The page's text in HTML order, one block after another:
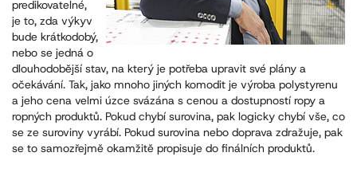
predikovatelné,
je to, zda výkyv
bude krátkodobý,
nebo se jedná o
dlouhodobější stav, na který je potřeba upravit své plány a
očekávání. Tak, jako mnoho jiných komodit je výroba polystyrenu
a jeho cena velmi úzce svázána s cenou a dostupností ropy a
ropných produktů. Pokud chybí surovina, pak logicky chybí vše, co
se ze suroviny vyrábí. Pokud surovina nebo doprava zdražuje, pak
se to samozřejmě okamžitě propisuje do finálních produktů.